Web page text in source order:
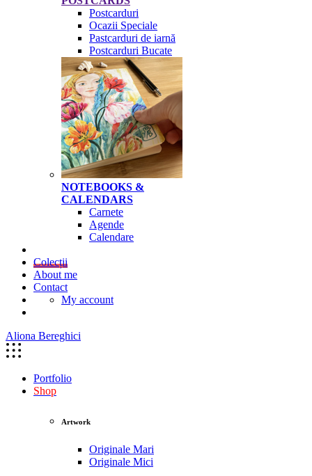
Postcarduri
Ocazii Speciale
Pastcarduri de iarnă
Postcarduri Bucate
NOTEBOOKS &
CALENDARS
Carnete
Agende
Calendare
Colecții
About me
Contact
My account
Aliona Bereghici
Portfolio
Shop
Artwork
Originale Mari
Originale Mici